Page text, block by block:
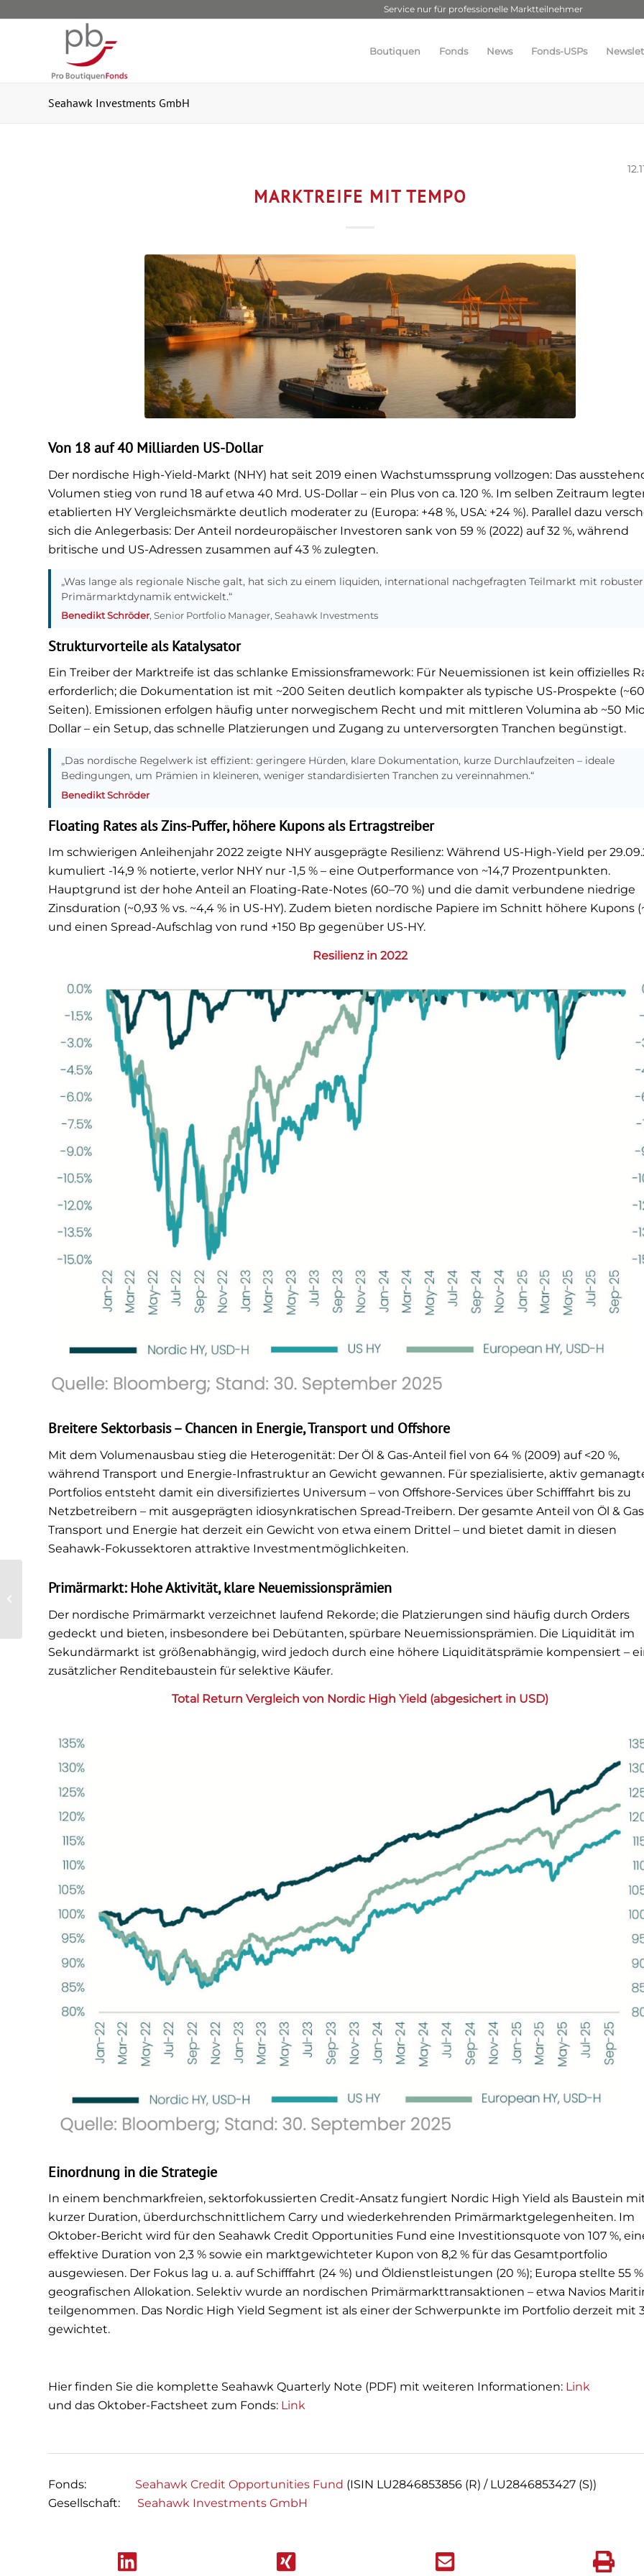
Service nur für professionelle Marktteilnehmer
Boutiquen Fonds News Fonds-USPs
Seahawk Investments GmbH
MARKTREIFE MIT TEMPO
Von 18 auf 40 Milliarden US-Dollar
Der nordische High-Yield-Markt (NHY) hat seit 2019 einen Wachstumssprung vollzogen: Das
Volumen stieg von rund 18 auf etwa 40 Mrd. US-Dollar – ein Plus von ca. 120 %. Im selben Zeitraum
etablierten HY Vergleichsmärkte deutlich moderater zu (Europa: +48 %, USA: +24 %). Parallel dazu
sich die Anlegerbasis: Der Anteil nordeuropäischer Investoren sank von 59 % (2022) auf 32 %, während
britische und US-Adressen zusammen auf 43 % zulegten.
„Was lange als regionale Nische galt, hat sich zu einem liquiden, international nachgefragten Teilmarkt mit robuster
Primärmarktdynamik entwickelt.“
Benedikt Schröder, Senior Portfolio Manager, Seahawk Investments
Strukturvorteile als Katalysator
Ein Treiber der Marktreife ist das schlanke Emissionsframework: Für Neuemissionen ist kein offizielles
erforderlich; die Dokumentation ist mit ~200 Seiten deutlich kompakter als typische US-Prospekte
Seiten). Emissionen erfolgen häufig unter norwegischem Recht und mit mittleren Volumina ab ~50
Dollar – ein Setup, das schnelle Platzierungen und Zugang zu unterversorgten Tranchen begünstigt.
„Das nordische Regelwerk ist effizient: geringere Hürden, klare Dokumentation, kurze Durchlaufzeiten – ideale
Bedingungen, um Prämien in kleineren, weniger standardisierten Tranchen zu vereinnahmen.“
Benedikt Schröder
Floating Rates als Zins-Puffer, höhere Kupons als Ertragstreiber
Im schwierigen Anleihenjahr 2022 zeigte NHY ausgeprägte Resilienz: Während US-High-Yield per
kumuliert -14,9 % notierte, verlor NHY nur -1,5 % – eine Outperformance von ~14,7 Prozentpunkten.
Hauptgrund ist der hohe Anteil an Floating-Rate-Notes (60–70 %) und die damit verbundene niedrige
Zinsduration (~0,93 % vs. ~4,4 % in US-HY). Zudem bieten nordische Papiere im Schnitt höhere Kupons
und einen Spread-Aufschlag von rund +150 Bp gegenüber US-HY.
Resilienz in 2022
Breitere Sektorbasis – Chancen in Energie, Transport und Offshore
Mit dem Volumenausbau stieg die Heterogenität: Der Öl & Gas-Anteil fiel von 64 % (2009) auf <20 %,
während Transport und Energie-Infrastruktur an Gewicht gewannen. Für spezialisierte, aktiv
Portfolios entsteht damit ein diversifiziertes Universum – von Offshore-Services über Schifffahrt bis zu
Netzbetreibern – mit ausgeprägten idiosynkratischen Spread-Treibern. Der gesamte Anteil von Öl &
Transport und Energie hat derzeit ein Gewicht von etwa einem Drittel – und bietet damit in diesen
Seahawk-Fokussektoren attraktive Investmentmöglichkeiten.
Primärmarkt: Hohe Aktivität, klare Neuemissionsprämien
Der nordische Primärmarkt verzeichnet laufend Rekorde; die Platzierungen sind häufig durch Orders
gedeckt und bieten, insbesondere bei Debütanten, spürbare Neuemissionsprämien. Die Liquidität im
Sekundärmarkt ist größenabhängig, wird jedoch durch eine höhere Liquiditätsprämie kompensiert –
zusätzlicher Renditebaustein für selektive Käufer.
Total Return Vergleich von Nordic High Yield (abgesichert in USD)
Einordnung in die Strategie
In einem benchmarkfreien, sektorfokussierten Credit-Ansatz fungiert Nordic High Yield als Baustein
kurzer Duration, überdurchschnittlichem Carry und wiederkehrenden Primärmarktgelegenheiten. Im
Oktober-Bericht wird für den Seahawk Credit Opportunities Fund eine Investitionsquote von 107 %,
effektive Duration von 2,3 % sowie ein marktgewichteter Kupon von 8,2 % für das Gesamtportfolio
ausgewiesen. Der Fokus lag u. a. auf Schifffahrt (24 %) und Öldienstleistungen (20 %); Europa stellte 55
geografischen Allokation. Selektiv wurde an nordischen Primärmarkttransaktionen – etwa Navios
teilgenommen. Das Nordic High Yield Segment ist als einer der Schwerpunkte im Portfolio derzeit mit
gewichtet.
Hier finden Sie die komplette Seahawk Quarterly Note (PDF) mit weiteren Informationen: Link
und das Oktober-Factsheet zum Fonds: Link
Fonds: Seahawk Credit Opportunities Fund (ISIN LU2846853856 (R) / LU2846853427 (S))
Gesellschaft:
Seahawk Investments GmbH
Kritische
China im Fokus